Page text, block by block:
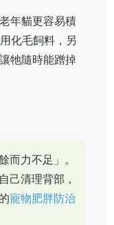
年貓更容易積
化毛飼料，另
牠隨時能蹭掉
而力不足」。
己清理背部，
寵物肥胖防治